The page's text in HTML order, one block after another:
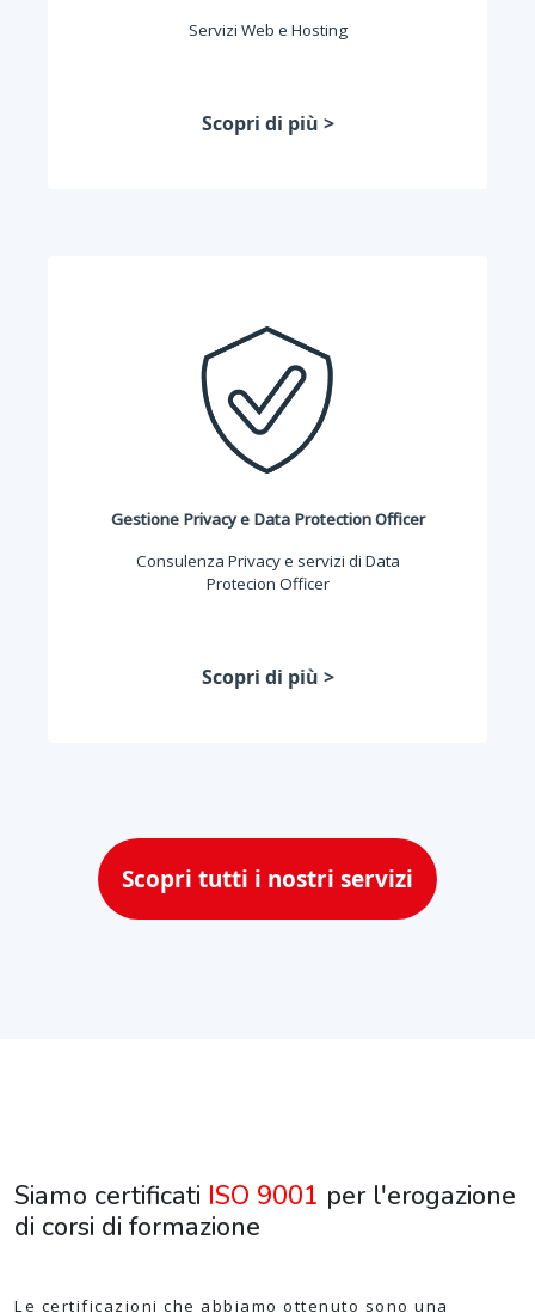
Servizi Web e Hosting
Scopri di più >
Gestione Privacy e Data Protection Officer
Consulenza Privacy e servizi di Data
Protecion Officer
Scopri di più >
Scopri tutti i nostri servizi
Siamo certificati ISO 9001 per l'erogazione
di corsi di formazione
Le certificazioni che abbiamo ottenuto sono una